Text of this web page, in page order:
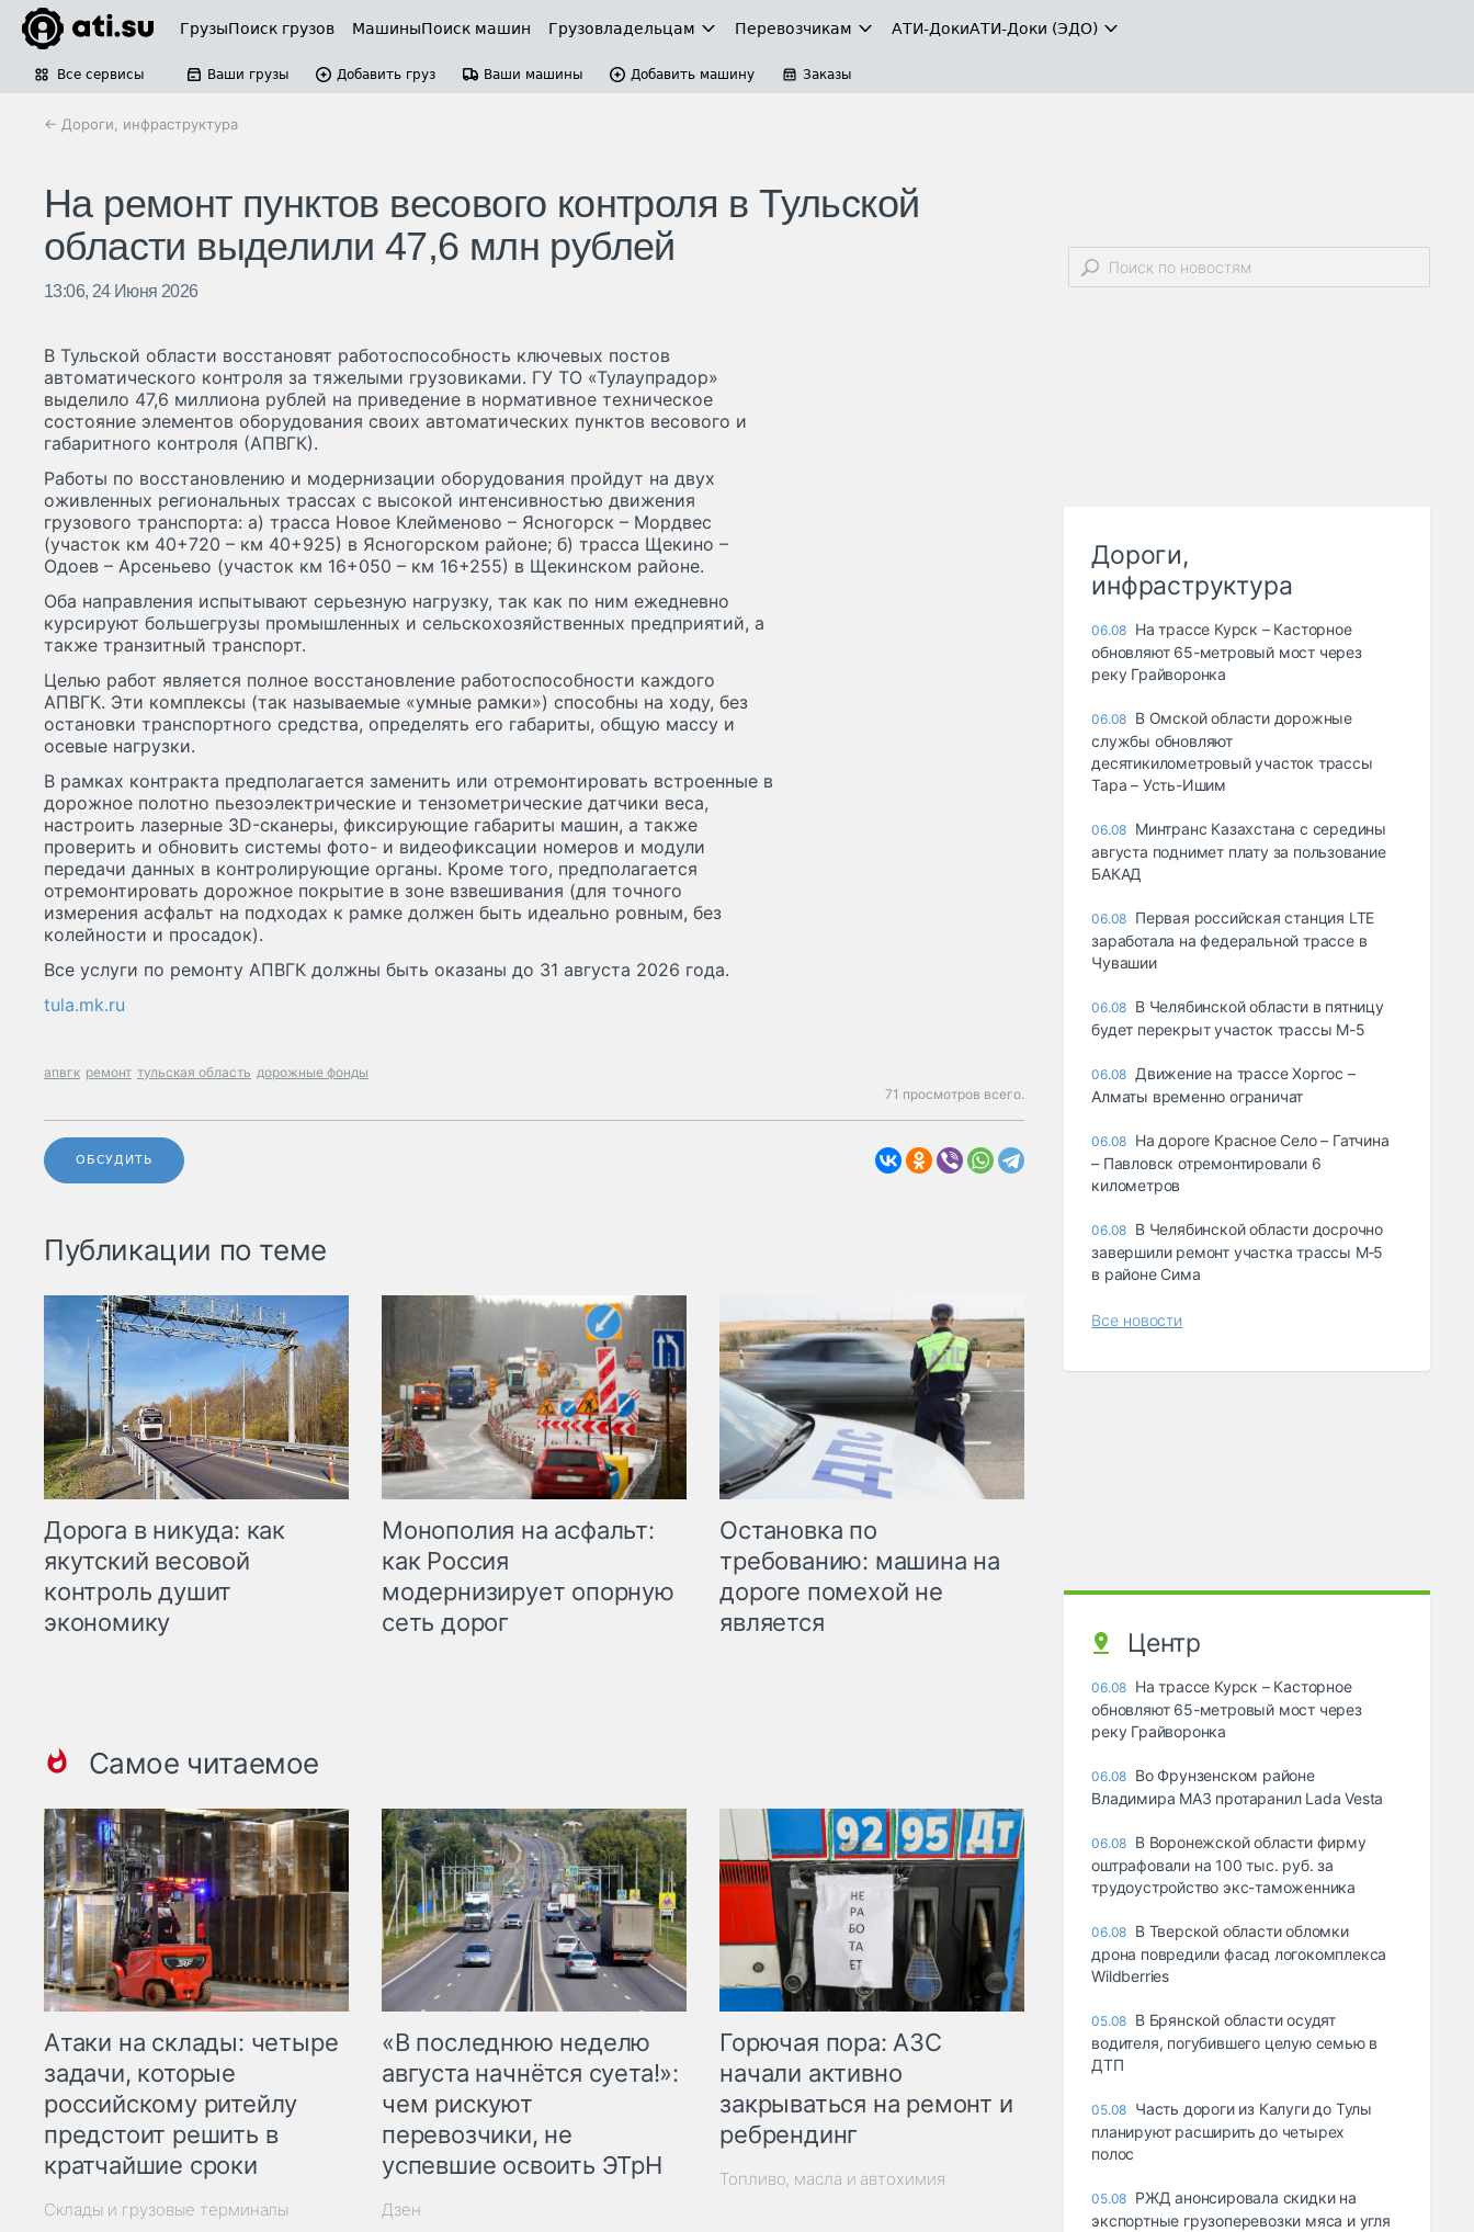
ГрузыПоиск грузов МашиныПоиск машин Грузовладельцам Перевозчикам АТИ-ДокиАТИ-Доки (ЭДО)
Все сервисы Ваши грузы Добавить груз Ваши машины Добавить машину Заказы
← Дороги, инфраструктура
На ремонт пунктов весового контроля в Тульской
области выделили 47,6 млн рублей
13:06, 24 Июня 2026
В Тульской области восстановят работоспособность ключевых постов
автоматического контроля за тяжелыми грузовиками. ГУ ТО «Тулаупрадор»
выделило 47,6 миллиона рублей на приведение в нормативное техническое
состояние элементов оборудования своих автоматических пунктов весового и
габаритного контроля (АПВГК).
Работы по восстановлению и модернизации оборудования пройдут на двух
оживленных региональных трассах с высокой интенсивностью движения
грузового транспорта: а) трасса Новое Клейменово – Ясногорск – Мордвес
(участок км 40+720 – км 40+925) в Ясногорском районе; б) трасса Щекино –
Одоев – Арсеньево (участок км 16+050 – км 16+255) в Щекинском районе.
Оба направления испытывают серьезную нагрузку, так как по ним ежедневно
курсируют большегрузы промышленных и сельскохозяйственных предприятий, а
также транзитный транспорт.
Целью работ является полное восстановление работоспособности каждого
АПВГК. Эти комплексы (так называемые «умные рамки») способны на ходу, без
остановки транспортного средства, определять его габариты, общую массу и
осевые нагрузки.
В рамках контракта предполагается заменить или отремонтировать встроенные в
дорожное полотно пьезоэлектрические и тензометрические датчики веса,
настроить лазерные 3D-сканеры, фиксирующие габариты машин, а также
проверить и обновить системы фото- и видеофиксации номеров и модули
передачи данных в контролирующие органы. Кроме того, предполагается
отремонтировать дорожное покрытие в зоне взвешивания (для точного
измерения асфальт на подходах к рамке должен быть идеально ровным, без
колейности и просадок).
Все услуги по ремонту АПВГК должны быть оказаны до 31 августа 2026 года.
tula.mk.ru
апвгк ремонт тульская область дорожные фонды
71 просмотров всего.
ОБСУДИТЬ
Публикации по теме
Дорога в никуда: как
якутский весовой
контроль душит
экономику
Монополия на асфальт:
как Россия
модернизирует опорную
сеть дорог
Остановка по
требованию: машина на
дороге помехой не
является
Самое читаемое
Атаки на склады: четыре
задачи, которые
российскому ритейлу
предстоит решить в
кратчайшие сроки
Склады и грузовые терминалы
«В последнюю неделю
августа начнётся суета!»:
чем рискуют
перевозчики, не
успевшие освоить ЭТрН
Дзен
Горючая пора: АЗС
начали активно
закрываться на ремонт и
ребрендинг
Топливо, масла и автохимия
Дороги,
инфраструктура
06.08 На трассе Курск – Касторное
обновляют 65-метровый мост через
реку Грайворонка
06.08 В Омской области дорожные
службы обновляют
десятикилометровый участок трассы
Тара – Усть-Ишим
06.08 Минтранс Казахстана с середины
августа поднимет плату за пользование
БАКАД
06.08 Первая российская станция LTE
заработала на федеральной трассе в
Чувашии
06.08 В Челябинской области в пятницу
будет перекрыт участок трассы М-5
06.08 Движение на трассе Хоргос –
Алматы временно ограничат
06.08 На дороге Красное Село – Гатчина
– Павловск отремонтировали 6
километров
06.08 В Челябинской области досрочно
завершили ремонт участка трассы М‑5
в районе Сима
Все новости
Центр
06.08 На трассе Курск – Касторное
обновляют 65-метровый мост через
реку Грайворонка
06.08 Во Фрунзенском районе
Владимира МАЗ протаранил Lada Vesta
06.08 В Воронежской области фирму
оштрафовали на 100 тыс. руб. за
трудоустройство экс-таможенника
06.08 В Тверской области обломки
дрона повредили фасад логокомплекса
Wildberries
05.08 В Брянской области осудят
водителя, погубившего целую семью в
ДТП
05.08 Часть дороги из Калуги до Тулы
планируют расширить до четырех
полос
05.08 РЖД анонсировала скидки на
экспортные грузоперевозки мяса и угля